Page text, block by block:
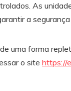
As
a
uma forma
o site https://